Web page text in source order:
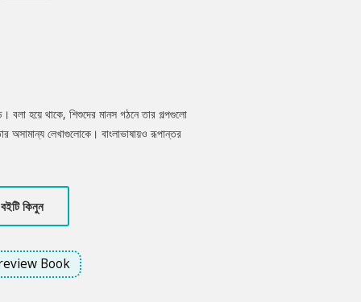
বলা হয়ে থাকে, শিশুদের মানস গঠনে তার গল্পগুলো
অসামান্য লেখাগুলোকে। বাংলাভাষায়ও রূপান্তর
আলী ইমাম। গল্পগুলোর মাঝে শুধু শিশুরাই নয়,
বইটি কিনুন
Book